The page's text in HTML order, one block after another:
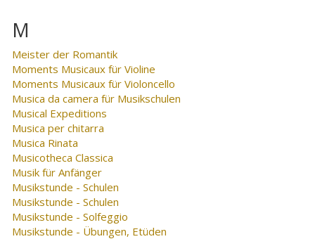
M
Meister der Romantik
Moments Musicaux für Violine
Moments Musicaux für Violoncello
Musica da camera für Musikschulen
Musical Expeditions
Musica per chitarra
Musica Rinata
Musicotheca Classica
Musik für Anfänger
Musikstunde - Schulen
Musikstunde - Schulen
Musikstunde - Solfeggio
Musikstunde - Übungen, Etüden